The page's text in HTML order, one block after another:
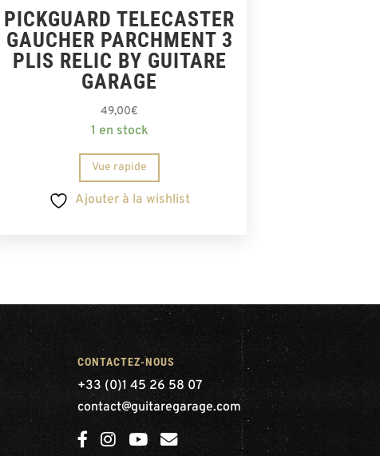
PICKGUARD TELECASTER
GAUCHER PARCHMENT 3
PLIS RELIC BY GUITARE
GARAGE
49,00€
1 en stock
Vue rapide
Ajouter à la wishlist
CONTACTEZ-NOUS
+33 (0)1 45 26 58 07
contact@guitaregarage.com